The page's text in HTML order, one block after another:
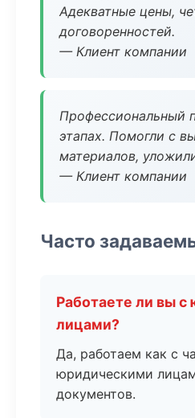
Адекватные цены,
договоренностей.
— Клиент компании
Профессиональный
этапах. Помогли с
материалов,
— Клиент компании
Часто
Работаете ли вы
лицами?
Да, работаем как с
юридическими
документов.